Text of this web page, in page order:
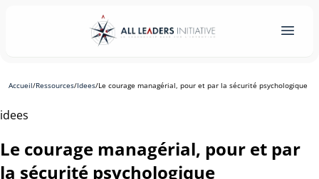
Accueil/Ressources/Idees/Le courage managérial, pour et par la sécurité psychologique
idees
Le courage managérial, pour et par
la sécurité psychologique